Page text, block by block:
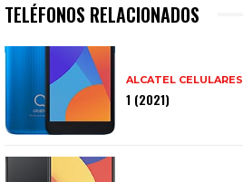
TELÉFONOS RELACIONADOS
ALCATEL CELULARES
1 (2021)